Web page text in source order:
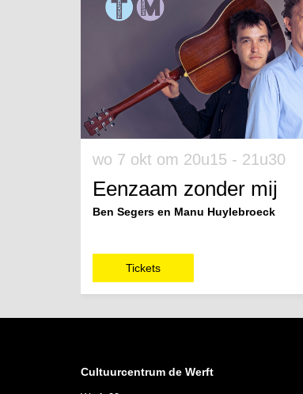
Eenzaam zonder mij
Ben Segers en Manu Huylebroeck
wo 7 okt om 20u15 - 21u30
Tickets
Cultuurcentrum de Werft